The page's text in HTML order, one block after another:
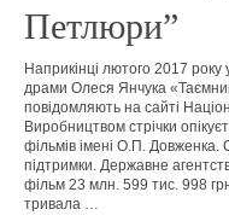
Петлюри”
Наприкінці лютого 2017 року
драми Олеся Янчука
повідомляють на сайті
Виробництвом стрічки
фільмів імені О.П. Довженка.
підтримки. Державне
фільм 23 млн. 599 тис. 998
тривала …